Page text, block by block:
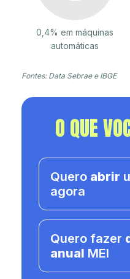
0,4% em máquinas
automáticas
Fontes: Data Sebrae e IBGE
O QUE
Quero abrir
agora
Quero fazer
anual MEI